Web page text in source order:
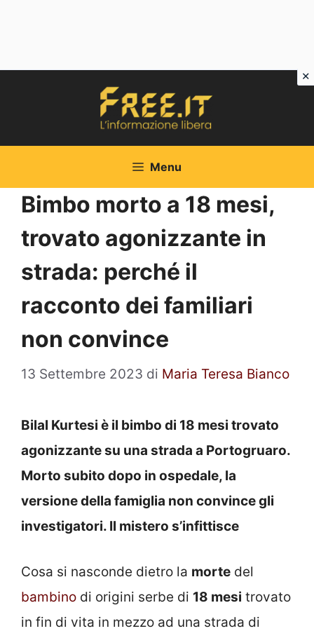
Menu
Bimbo morto a 18 mesi,
trovato agonizzante in
strada: perché il
racconto dei familiari
non convince
13 Settembre 2023 di Maria Teresa Bianco
Bilal Kurtesi è il bimbo di 18 mesi trovato
agonizzante su una strada a Portogruaro.
Morto subito dopo in ospedale, la
versione della famiglia non convince gli
investigatori. Il mistero s’infittisce
Cosa si nasconde dietro la morte del
bambino di origini serbe di 18 mesi trovato
in fin di vita in mezzo ad una strada di